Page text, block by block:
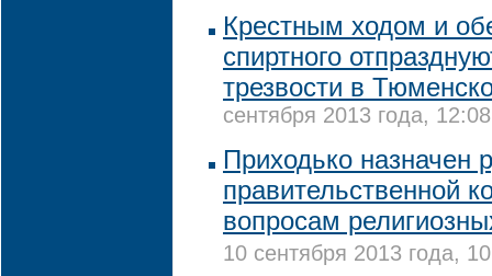
Крестным ходом и
спиртного
трезвости в
сентября 2013 года, 12:08
Приходько назначен
правительственной
вопросам
10 сентября 2013 года,